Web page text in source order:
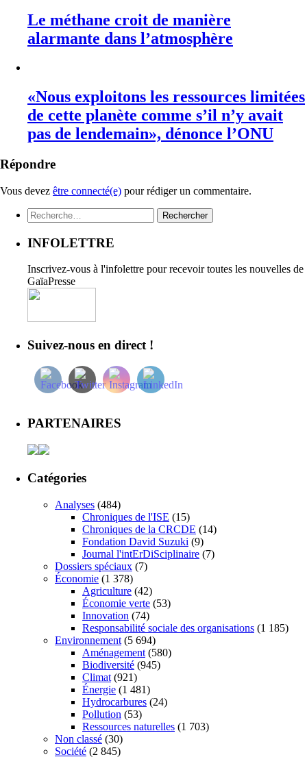
Le méthane croit de manière
alarmante dans l’atmosphère
«Nous exploitons les ressources limitées
de cette planète comme s’il n’y avait
pas de lendemain», dénonce l’ONU
Répondre
Vous devez être connecté(e) pour rédiger un commentaire.
Rechercher :
INFOLETTRE
Inscrivez-vous à l'infolettre pour recevoir toutes les nouvelles de
GaïaPresse
Suivez-nous en direct !
PARTENAIRES
Catégories
Analyses (484)
Chroniques de l'ISE (15)
Chroniques de la CRCDE (14)
Fondation David Suzuki (9)
Journal l'intErDiSciplinaire (7)
Dossiers spéciaux (7)
Économie (1 378)
Agriculture (42)
Économie verte (53)
Innovation (74)
Responsabilité sociale des organisations (1 185)
Environnement (5 694)
Aménagement (580)
Biodiversité (945)
Climat (921)
Énergie (1 481)
Hydrocarbures (24)
Pollution (53)
Ressources naturelles (1 703)
Non classé (30)
Société (2 845)